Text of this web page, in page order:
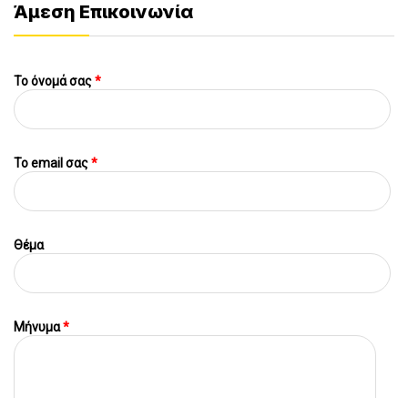
Άμεση Επικοινωνία
Το όνομά σας*
To email σας*
Θέμα
Μήνυμα*